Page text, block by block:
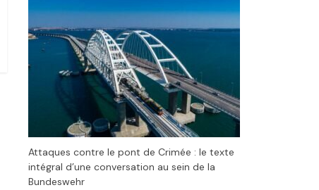
Attaques contre le pont de Crimée : le texte
intégral d’une conversation au sein de la
Bundeswehr